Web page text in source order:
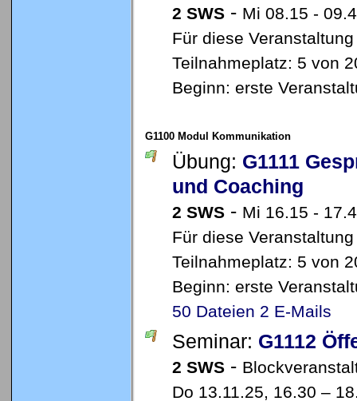
2 SWS - Mi 08.15 -
Für diese
Teilnahmeplatz: 5 von
Beginn: erste
G1100 Modul Kommunikation
Übung: G1111
und Coaching
2 SWS - Mi 16.15 -
Für diese
Teilnahmeplatz: 5 von
Beginn: erste
50 Dateien 2 E-Mails
Seminar: G1112
2 SWS -
Do 13.11.25, 16.30 –